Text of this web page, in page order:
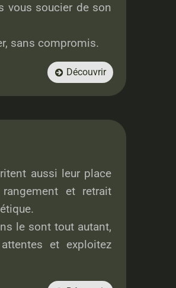
vous soucier de son
sans compromis.
 Découvrir
aussi leur place
et retrait
le sont tout autant,
et exploitez